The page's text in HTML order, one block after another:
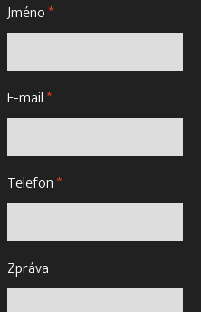
Jméno*
E-mail*
Telefon*
Zpráva